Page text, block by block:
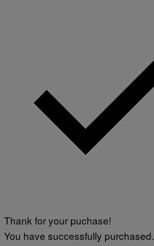
Thank for your puchase!
You have successfully purchased.